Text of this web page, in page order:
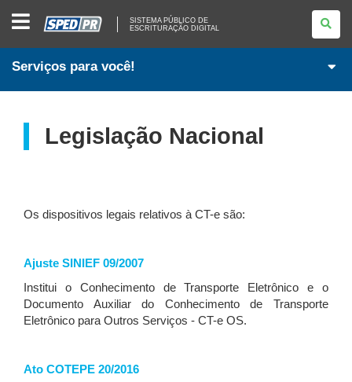
PÚBLICO
DE
ESCRITURAÇÃO
SISTEMA PÚBLICO DE
ESCRITURAÇÃO DIGITAL
Serviços para você!
Legislação Nacional
Os dispositivos legais relativos à CT-e são:
Ajuste SINIEF 09/2007
Institui o Conhecimento de Transporte Eletrônico e o
Documento Auxiliar do Conhecimento de Transporte
Eletrônico para Outros Serviços - CT-e OS.
Ato COTEPE 20/2016